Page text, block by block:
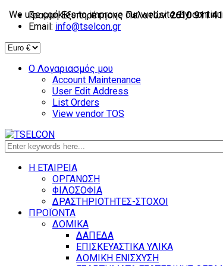
Γραμμή Εξυπηρέτησης Πελατών:2610 911
Email: info@tselcon.gr
Ο Λογαριασμός μου
Account Maintenance
User Edit Address
List Orders
View vendor TOS
Η ΕΤΑΙΡΕΙΑ
ΟΡΓΑΝΩΣΗ
ΦΙΛΟΣΟΦΙΑ
ΔΡΑΣΤΗΡΙΟΤΗΤΕΣ-ΣΤΟΧΟΙ
ΠΡΟΪΟΝΤΑ
ΔΟΜΙΚΑ
ΔΑΠΕΔΑ
ΕΠΙΣΚΕΥΑΣΤΙΚΑ ΥΛΙΚΑ
ΔΟΜΙΚΗ ΕΝΙΣΧΥΣΗ
We use cookies to improve our website. By